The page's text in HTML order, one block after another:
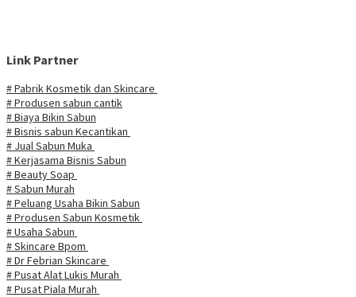
Link Partner
# Pabrik Kosmetik dan Skincare
# Produsen sabun cantik
# Biaya Bikin Sabun
# Bisnis sabun Kecantikan
# Jual Sabun Muka
# Kerjasama Bisnis Sabun
# Beauty Soap
# Sabun Murah
# Peluang Usaha Bikin Sabun
# Produsen Sabun Kosmetik
# Usaha Sabun
# Skincare Bpom
# Dr Febrian Skincare
# Pusat Alat Lukis Murah
# Pusat Piala Murah